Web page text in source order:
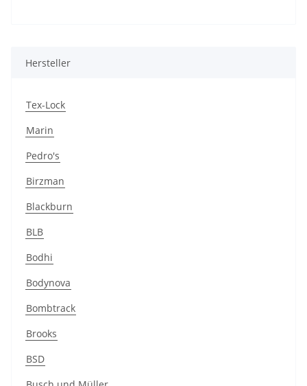
Hersteller
Tex-Lock
Marin
Pedro's
Birzman
Blackburn
BLB
Bodhi
Bodynova
Bombtrack
Brooks
BSD